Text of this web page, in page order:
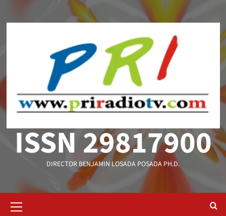
ISSN 29817900
DIRECTOR BENJAMIN LOSADA POSADA PH.D.
primario